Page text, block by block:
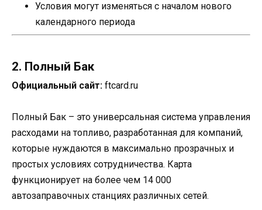
Условия могут изменяться с началом нового
календарного периода
2. Полный Бак
Официальный сайт: ftcard.ru
Полный Бак – это универсальная система управления
расходами на топливо, разработанная для компаний,
которые нуждаются в максимально прозрачных и
простых условиях сотрудничества. Карта
функционирует на более чем 14 000
автозаправочных станциях различных сетей.